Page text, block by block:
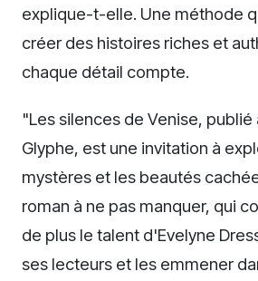
explique-t-elle. Une méthode
créer des histoires riches et
chaque détail compte.
"Les silences de Venise,
Glyphe, est une invitation à
mystères et les beautés
roman à ne pas manquer, qui
de plus le talent d'Evelyne
ses lecteurs et les emmener